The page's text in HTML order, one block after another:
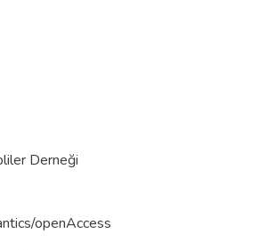
Derneği
openAccess